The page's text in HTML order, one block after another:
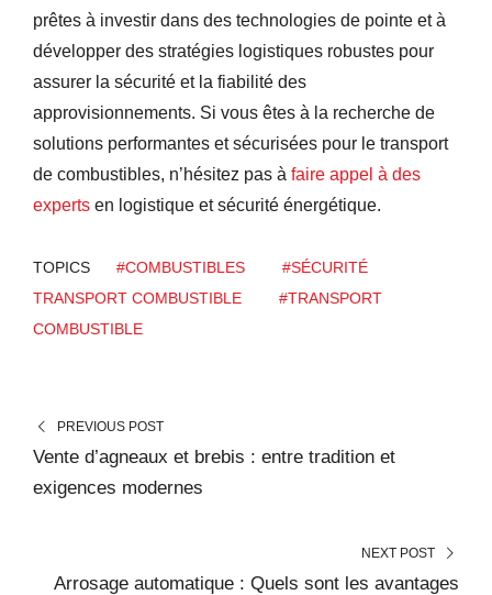
prêtes à investir dans des technologies de pointe et à
développer des stratégies logistiques robustes pour
assurer la sécurité et la fiabilité des
approvisionnements. Si vous êtes à la recherche de
solutions performantes et sécurisées pour le transport
de combustibles, n’hésitez pas à faire appel à des
experts en logistique et sécurité énergétique.
TOPICS #COMBUSTIBLES
#SÉCURITÉ
TRANSPORT COMBUSTIBLE
#TRANSPORT
COMBUSTIBLE
PREVIOUS POST
Vente d’agneaux et brebis : entre tradition et
exigences modernes
NEXT POST
Arrosage automatique : Quels sont les avantages